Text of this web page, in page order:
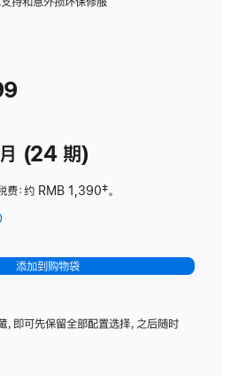
(24 期)
费：约 RMB 1,390脚
‡。
添加到购物袋
即可先保留全部配置选择，之后随时